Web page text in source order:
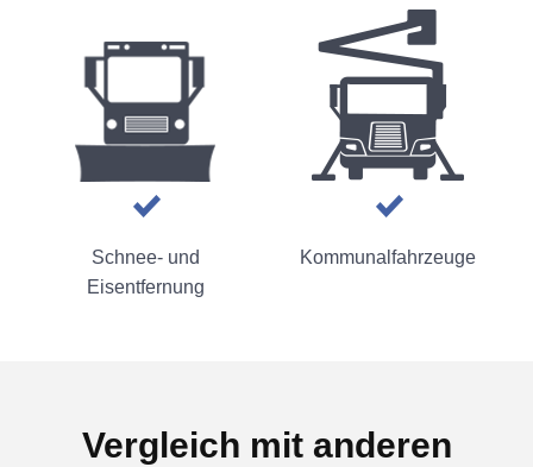
Schnee- und
Eisentfernung
Kommunalfahrzeuge
Vergleich mit anderen